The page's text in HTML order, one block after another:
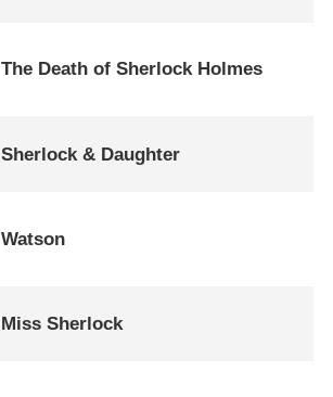
The Death of Sherlock Holmes
Sherlock & Daughter
Watson
Miss Sherlock